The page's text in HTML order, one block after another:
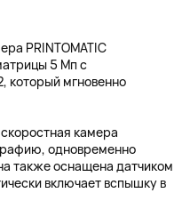
PRINTOMATIC
5 Мп с
который мгновенно
камера
одновременно
также оснащена датчиком
включает вспышку в